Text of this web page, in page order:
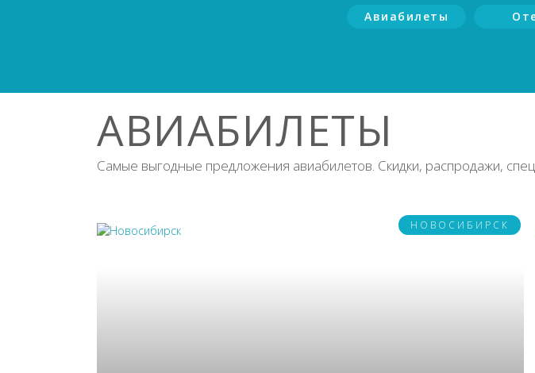
Авиабилеты
АВИАБИЛЕТЫ
Самые выгодные предложения авиабилетов. Скидки, распродажи,
НОВОСИБИРСК